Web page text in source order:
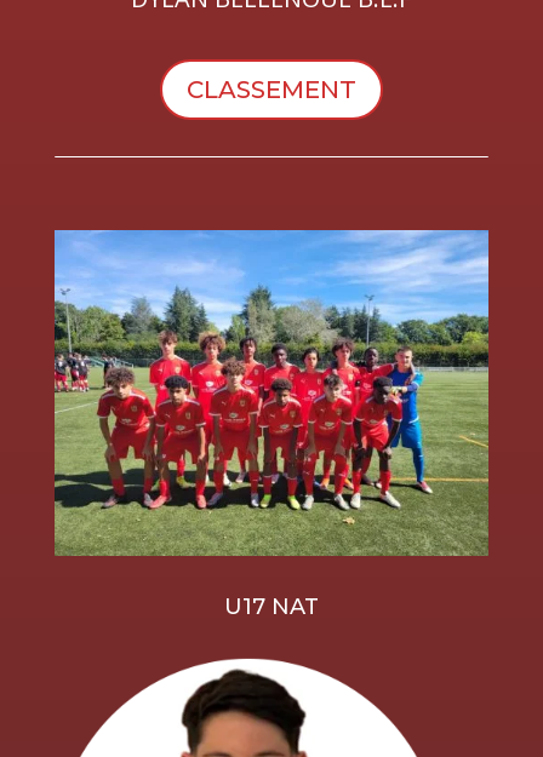
CLASSEMENT
U17 NAT